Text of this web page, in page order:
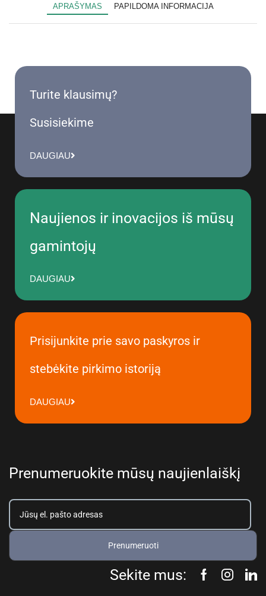
APRAŠYMAS PAPILDOMA INFORMACIJA
Turite klausimų?
Susisiekime
DAUGIAU
Naujienos ir inovacijos iš mūsų
gamintojų
DAUGIAU
Prisijunkite prie savo paskyros ir
stebėkite pirkimo istoriją
DAUGIAU
Prenumeruokite mūsų naujienlaiškį
Prenumeruoti
Sekite mus: